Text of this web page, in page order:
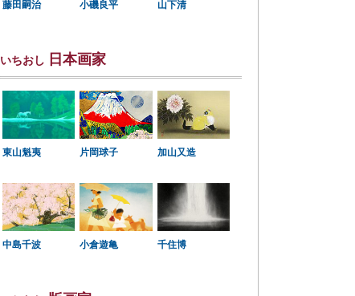
藤田嗣治 小磯良平 山下清
いちおし 日本画家
東山魁夷 片岡球子 加山又造
中島千波 小倉遊亀 千住博